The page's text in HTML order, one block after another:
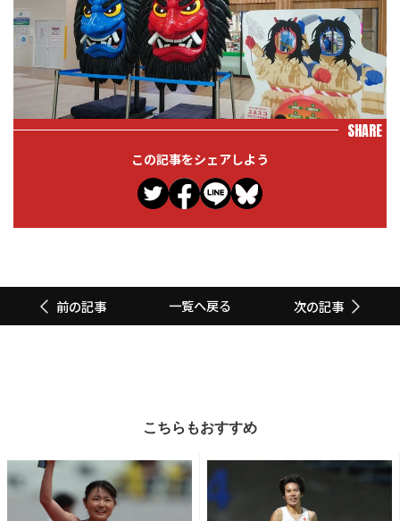
SHARE
この記事をシェアしよう
前の記事 一覧へ戻る 次の記事
こちらもおすすめ